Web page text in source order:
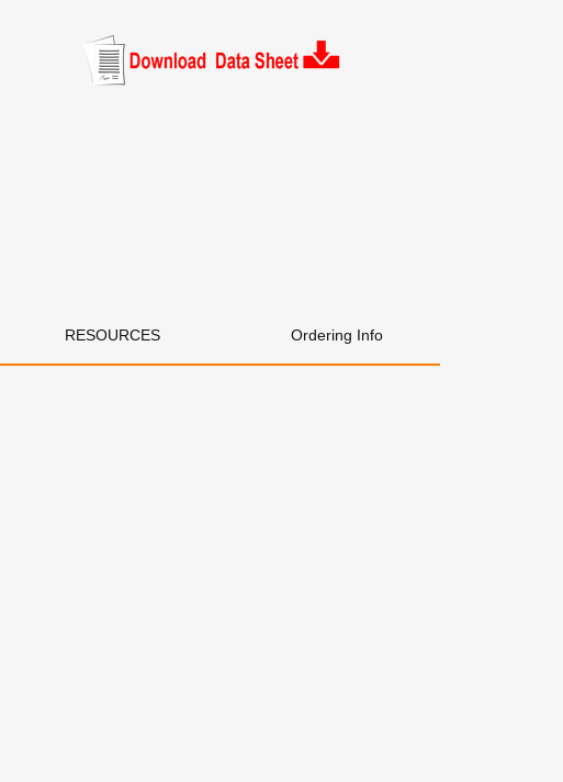
RESOURCES Ordering Info